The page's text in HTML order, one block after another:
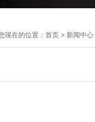
现在的位置： 首页 > 新闻中心